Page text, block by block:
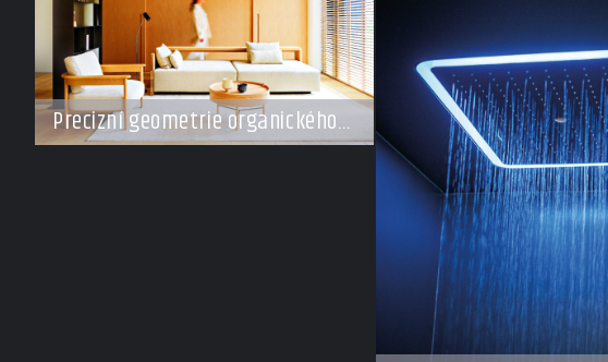
Precizní geometrie organického
klidu